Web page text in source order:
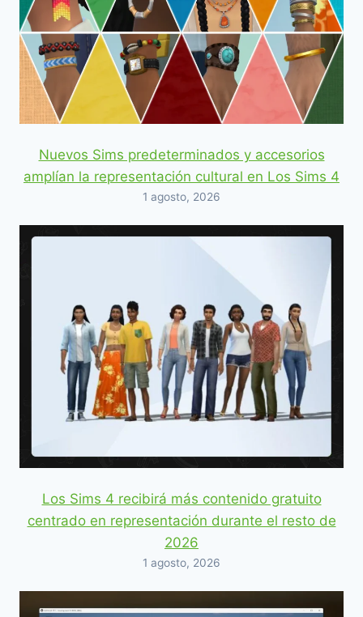
Nuevos Sims predeterminados y accesorios
amplían la representación cultural en Los Sims 4
1 agosto, 2026
Los Sims 4 recibirá más contenido gratuito
centrado en representación durante el resto de
2026
1 agosto, 2026